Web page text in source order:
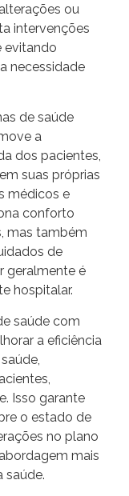
ou
intervenções
evitando
necessidade
de saúde
a
dos pacientes,
suas próprias
médicos e
conforto
mas também
de
geralmente é
hospitalar.
saúde com
a eficiência
Isso garante
o estado de
no plano
mais
saúde.